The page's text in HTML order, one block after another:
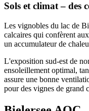
Sols et climat – des
Les vignobles du lac de
calcaires qui confèrent
un accumulateur de
L'exposition sud-est de
ensoleillement optimal,
assure une bonne
pour des vignes de grand